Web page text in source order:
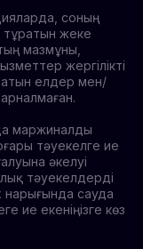
соның
жеке
мазмұны,
жергілікті
елдер мен/
маржиналды
тәуекелге ие
әкелуі
тәуекелдерді
нарығында сауда
ие екеніңізге көз